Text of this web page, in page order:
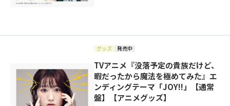
グッズ 発売中
TVアニメ『没落予定の貴族だけど、
暇だったから魔法を極めてみた』エ
ンディングテーマ「JOY!!」【通常
盤】【アニメグッズ】